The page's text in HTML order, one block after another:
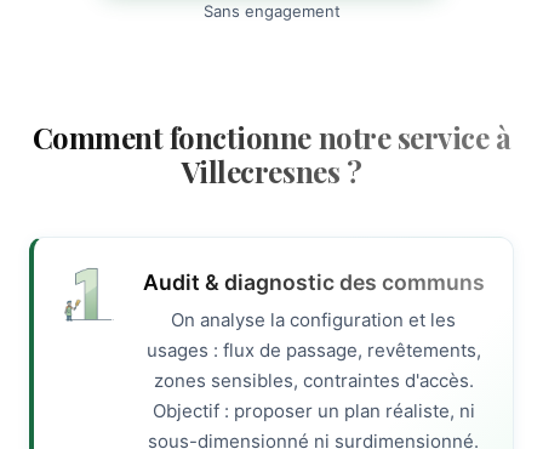
Sans engagement
Comment fonctionne notre service à
Villecresnes ?
Audit & diagnostic des communs
On analyse la configuration et les
usages : flux de passage, revêtements,
zones sensibles, contraintes d'accès.
Objectif : proposer un plan réaliste, ni
sous-dimensionné ni surdimensionné.